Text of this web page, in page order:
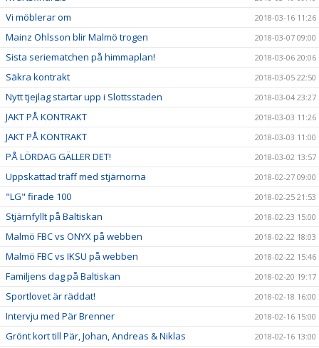
Vi möblerar om 2018-03-16 11:26
Mainz Ohlsson blir Malmö trogen 2018-03-07 09:00
Sista seriematchen på himmaplan! 2018-03-06 20:06
Säkra kontrakt 2018-03-05 22:50
Nytt tjejlag startar upp i Slottsstaden 2018-03-04 23:27
JAKT PÅ KONTRAKT 2018-03-03 11:26
JAKT PÅ KONTRAKT 2018-03-03 11:00
PÅ LÖRDAG GÄLLER DET! 2018-03-02 13:57
Uppskattad träff med stjärnorna 2018-02-27 09:00
"LG" firade 100 2018-02-25 21:53
Stjärnfyllt på Baltiskan 2018-02-23 15:00
Malmö FBC vs ONYX på webben 2018-02-22 18:03
Malmö FBC vs IKSU på webben 2018-02-22 15:46
Familjens dag på Baltiskan 2018-02-20 19:17
Sportlovet är räddat! 2018-02-18 16:00
Intervju med Pär Brenner 2018-02-16 15:00
Grönt kort till Pär, Johan, Andreas & Niklas 2018-02-16 13:00